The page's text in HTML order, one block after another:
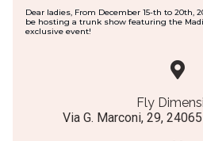
Dear ladies, From December 15-th to 20th,
be hosting a trunk show featuring the
exclusive event!
Fly
Via G. Marconi, 29,